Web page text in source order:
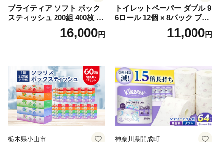
ブライティア ソフト ボック
スティッシュ 200組 400枚 60
箱 日本製 まとめ買い ティッ
シュ リサイクル 長持 防災 常
倶知安町 日用品
16,000円
トイレットペーパー ダブル 9
6ロール 12個 × 8パック ブラ
ンカ 再生紙 100％ 芯あり 日
用品 消耗品 無香料 生活用品
11,000円
栃木県小山市 神奈川県開成町